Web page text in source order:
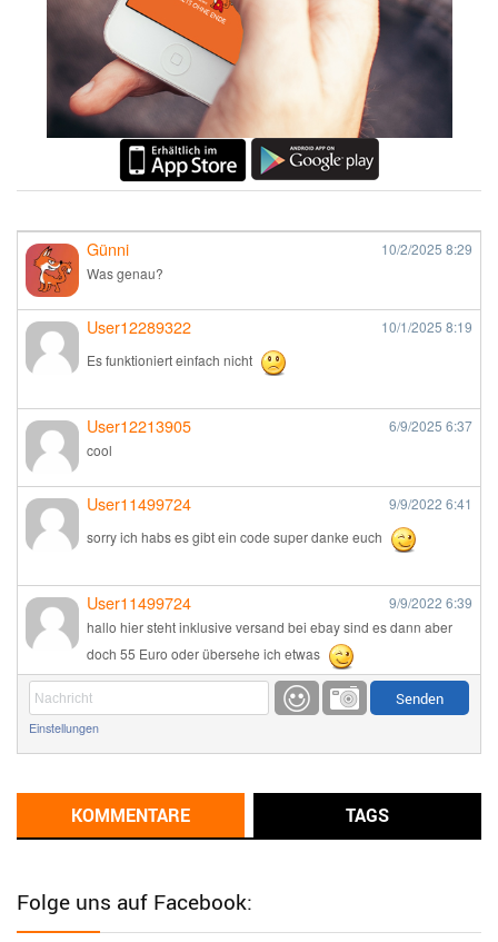
Günni 10/2/2025 8:29
Was genau?
User12289322 10/1/2025 8:19
Es funktioniert einfach nicht
User12213905 6/9/2025 6:37
cool
User11499724 9/9/2022 6:41
sorry ich habs es gibt ein code super danke euch
User11499724 9/9/2022 6:39
hallo hier steht inklusive versand bei ebay sind es dann aber
doch 55 Euro oder übersehe ich etwas
Günni 9/1/20226:17
Günni
User11493041 8/31/20227:10
Einstellungen
KOMMENTARE TAGS
Folge uns auf Facebook: